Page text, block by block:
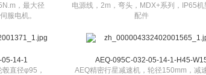
，最大径
服电机。
电源线，2m，弯头，MDX+系列，IP65机
配件
05-14-1
直径φ95，
AEQ-095C-032-05-14-1-H45-
AEQ精密行星减速机，轮径150mm，减